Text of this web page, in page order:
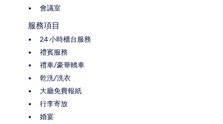
會議室
服務項目
24 小時櫃台服務
禮賓服務
禮車/豪華轎車
乾洗/洗衣
大廳免費報紙
行李寄放
婚宴